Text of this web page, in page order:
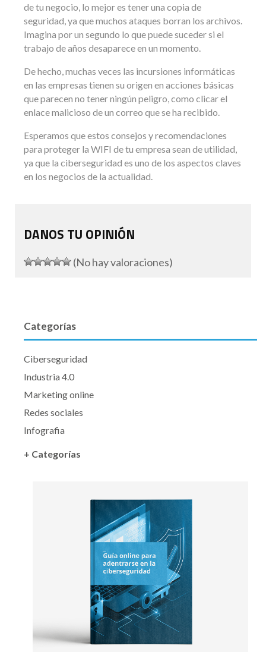
de tu negocio, lo mejor es tener una copia de
seguridad, ya que muchos ataques borran los archivos.
Imagina por un segundo lo que puede suceder si el
trabajo de años desaparece en un momento.
De hecho, muchas veces las incursiones informáticas
en las empresas tienen su origen en acciones básicas
que parecen no tener ningún peligro, como clicar el
enlace malicioso de un correo que se ha recibido.
Esperamos que estos consejos y recomendaciones
para proteger la WIFI de tu empresa sean de utilidad,
ya que la ciberseguridad es uno de los aspectos claves
en los negocios de la actualidad.
DANOS TU OPINIÓN
(No hay valoraciones)
Categorías
Ciberseguridad
Industria 4.0
Marketing online
Redes sociales
Infografia
+ Categorías